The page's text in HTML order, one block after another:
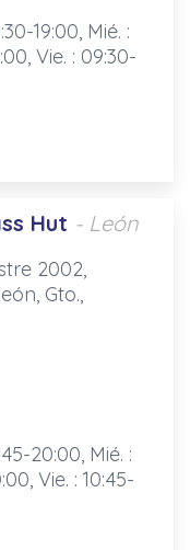
19:00, Mié. :
Vie. : 09:30-
Hut - León
2002,
Gto.,
20:00, Mié. :
Vie. : 10:45-